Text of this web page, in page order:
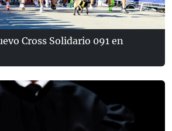
Cross Solidario 091 en